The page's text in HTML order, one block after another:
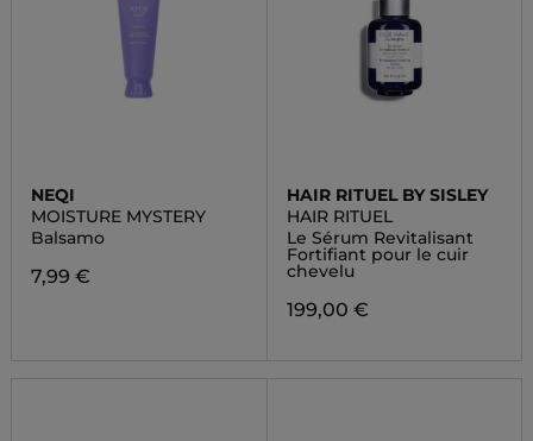
NEQI
MOISTURE MYSTERY
Balsamo
7,99 €
HAIR RITUEL BY SISLEY
HAIR RITUEL
Le Sérum Revitalisant
Fortifiant pour le cuir
chevelu
199,00 €